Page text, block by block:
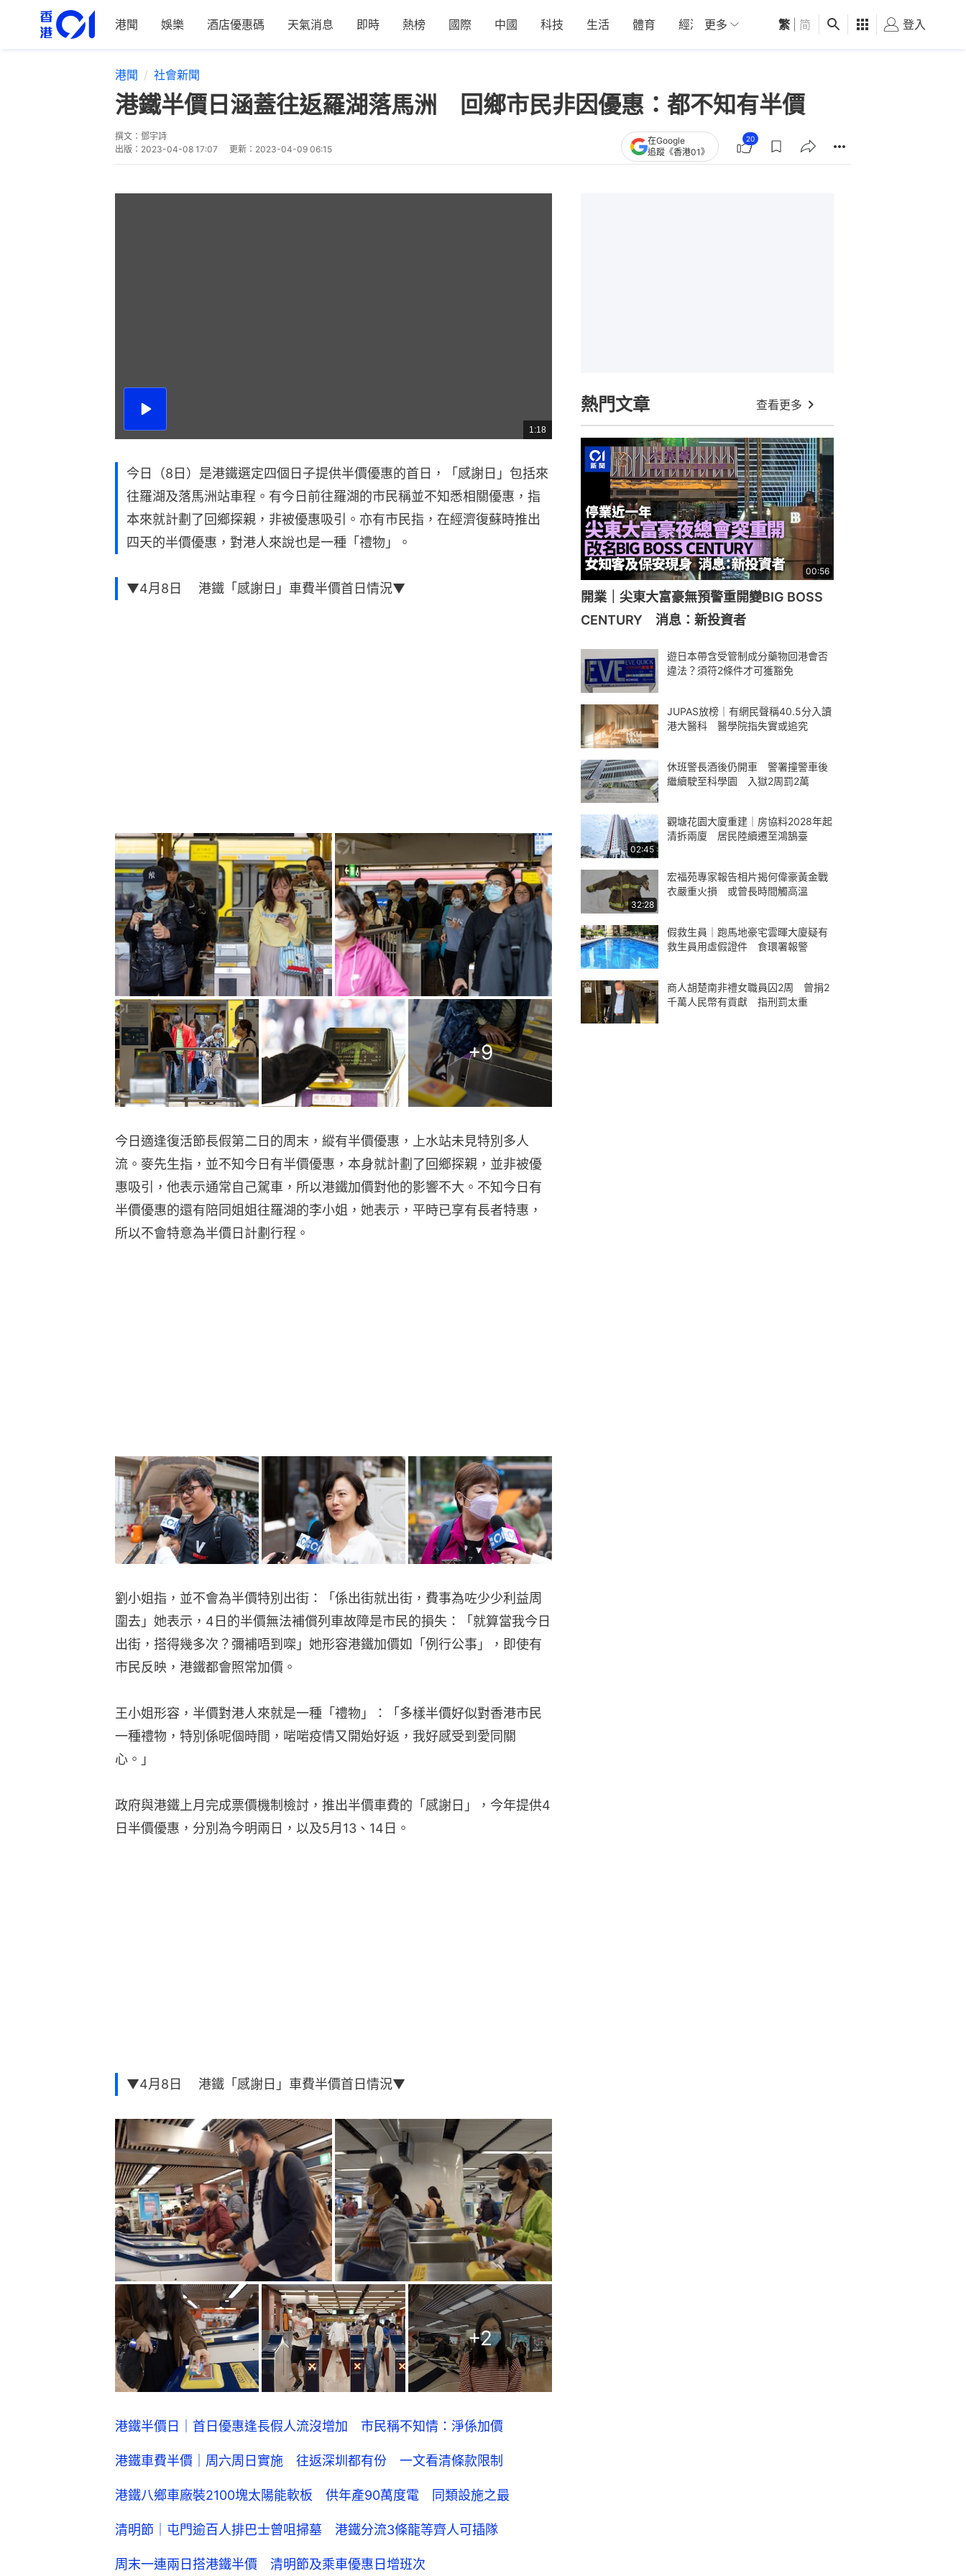
港聞 娛樂 酒店優惠碼 天氣消息 即時 熱榜 國際 中國 科技 生活 體育 經濟 01深圳 觀點 健康 好食玩飛
更多 繁 简 登入
港聞 社會新聞
港鐵半價日涵蓋往返羅湖落馬洲 回鄉市民非因優惠：都不知有半價
撰文： 鄧宇詩
出版： 2023-04-08 17:07 更新： 2023-04-09 06:15
在Google
追蹤《香港01》
20
播
總
共
1:18
今日（8日）是港鐵選定四個日子提供半價優惠的首日，「感謝日」包括來
往羅湖及落馬洲站車程。有今日前往羅湖的市民稱並不知悉相關優惠，指
本來就計劃了回鄉探親，非被優惠吸引。亦有市民指，在經濟復蘇時推出
四天的半價優惠，對港人來說也是一種「禮物」。
▼4月8日 港鐵「感謝日」車費半價首日情況▼
+9
今日適逢復活節長假第二日的周末，縱有半價優惠，上水站未見特別多人
流。麥先生指，並不知今日有半價優惠，本身就計劃了回鄉探親，並非被優
惠吸引，他表示通常自己駕車，所以港鐵加價對他的影響不大。不知今日有
半價優惠的還有陪同姐姐往羅湖的李小姐，她表示，平時已享有長者特惠，
所以不會特意為半價日計劃行程。
劉小姐指，並不會為半價特別出街：「係出街就出街，費事為咗少少利益周
圍去」她表示，4日的半價無法補償列車故障是市民的損失：「就算當我今日
出街，搭得幾多次？彌補唔到㗎」她形容港鐵加價如「例行公事」，即使有
市民反映，港鐵都會照常加價。
王小姐形容，半價對港人來就是一種「禮物」：「多樣半價好似對香港市民
一種禮物，特別係呢個時間，啱啱疫情又開始好返，我好感受到愛同關
心。」
政府與港鐵上月完成票價機制檢討，推出半價車費的「感謝日」，今年提供4
日半價優惠，分別為今明兩日，以及5月13、14日。
▼4月8日 港鐵「感謝日」車費半價首日情況▼
+2
港鐵半價日｜首日優惠逢長假人流沒增加 市民稱不知情：淨係加價
港鐵車費半價｜周六周日實施 往返深圳都有份 一文看清條款限制
港鐵八鄉車廠裝2100塊太陽能軟板 供年產90萬度電 同類設施之最
清明節｜屯門逾百人排巴士曾咀掃墓 港鐵分流3條龍等齊人可插隊
周末一連兩日搭港鐵半價 清明節及乘車優惠日增班次
熱門文章 查看更多
00:56
開業｜尖東大富豪無預警重開變BIG BOSS
CENTURY 消息：新投資者
遊日本帶含受管制成分藥物回港會否
違法？須符2條件才可獲豁免
JUPAS放榜｜有網民聲稱40.5分入讀
港大醫科 醫學院指失實或追究
休班警長酒後仍開車 警署撞警車後
繼續駛至科學園 入獄2周罰2萬
02:45
觀塘花園大廈重建｜房協料2028年起
清拆兩廈 居民陸續遷至鴻鵠臺
32:28
宏福苑專家報告相片揭何偉豪黃金戰
衣嚴重火損 或曾長時間觸高溫
假救生員｜跑馬地豪宅雲暉大廈疑有
救生員用虛假證件 食環署報警
商人胡楚南非禮女職員囚2周 曾捐2
千萬人民幣有貢獻 指刑罰太重